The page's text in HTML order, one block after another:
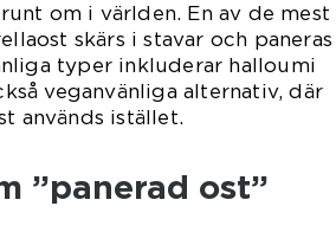
om i världen. En av de mest
skärs i stavar och paneras
typer inkluderar halloumi
veganvänliga alternativ, där
används istället.
”panerad ost”